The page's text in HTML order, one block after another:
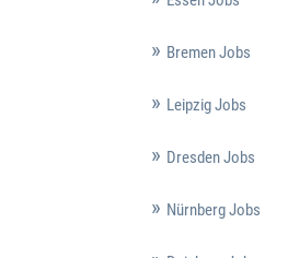
Bremen Jobs
Leipzig Jobs
Dresden Jobs
Nürnberg Jobs